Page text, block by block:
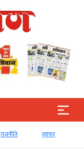
राजनीति व्‍यापार